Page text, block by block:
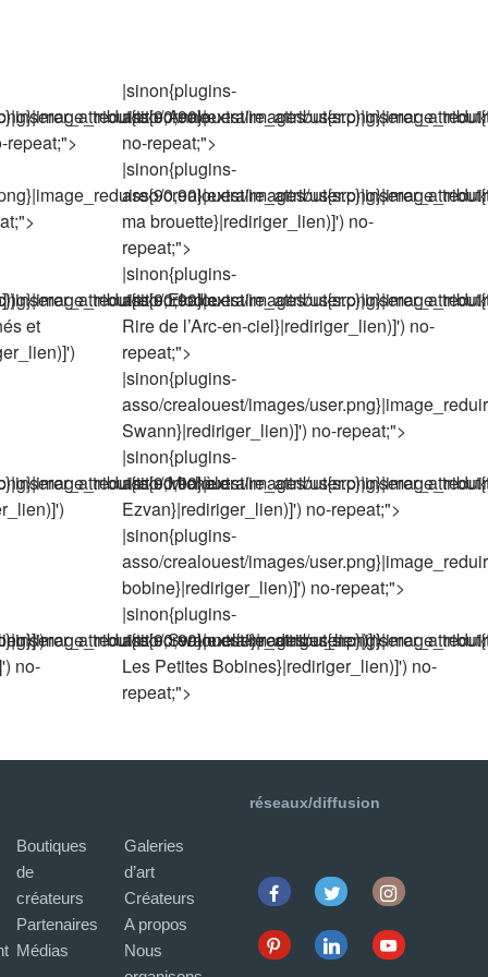
|sinon{plugins-
asso/crealouest/images/
no-repeat;">
|sinon{plugins-
asso/crealouest/images/
ma brouette}|rediriger_lien)]') no-
repeat;">
et
|sinon{plugins-
asso/crealouest/images/
Rire de l’Arc-en-ciel}|rediriger_lien)]') no-
repeat;">
|sinon{plugins-
asso/crealouest/images/
Swann}|rediriger_lien)]') no-repeat;">
|sinon{plugins-
asso/crealouest/images/
Ezvan}|rediriger_lien)]') no-repeat;">
|sinon{plugins-
asso/crealouest/images/
bobine}|rediriger_lien)]') no-repeat;">
no-
|sinon{plugins-
asso/crealouest/images/
Les Petites Bobines}|rediriger_lien)]') no-
repeat;">
Boutiques
de
créateurs
Galeries
d’art
Créateurs
Partenaires
A propos
Médias
Nous
réseaux/diffusion
Facebook Twitter Instagram